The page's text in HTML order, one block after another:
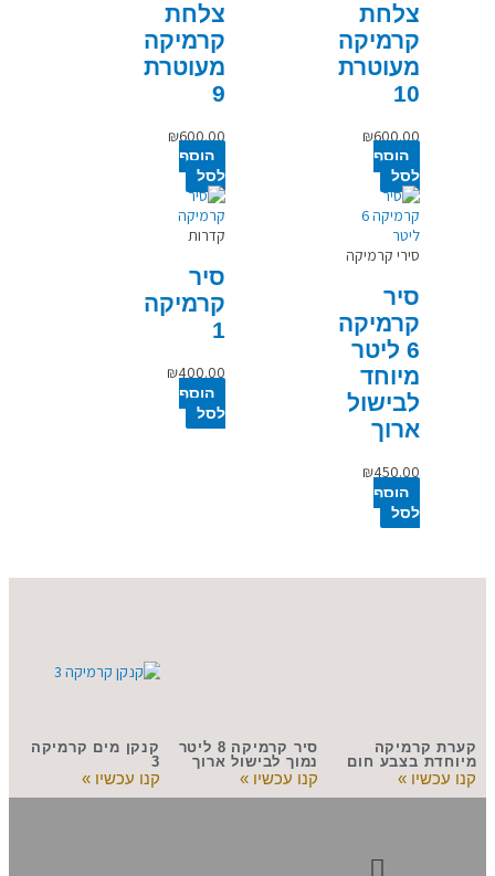
צלחת
קרמיקה
מעוטרת
10
₪600.00
הוסף
לסל
צלחת
קרמיקה
מעוטרת
9
₪600.00
הוסף
לסל
סירי קרמיקה
סיר
קרמיקה
6 ליטר
מיוחד
לבישול
ארוך
₪450.00
הוסף
לסל
קדרות
סיר
קרמיקה
1
₪400.00
הוסף
לסל
קערת קרמיקה
מיוחדת בצבע חום
קנו עכשיו »
סיר קרמיקה 8 ליטר
נמוך לבישול ארוך
קנו עכשיו »
קנקן מים קרמיקה
3
קנו עכשיו »